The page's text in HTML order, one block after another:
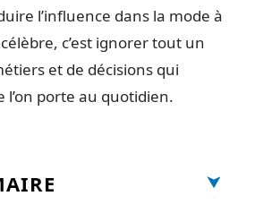
l’influence dans la mode à
c’est ignorer tout un
et de décisions qui
l’on porte au quotidien.